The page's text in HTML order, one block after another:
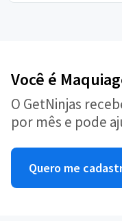
Você é
O GetNinjas
por mês e pode
Quero me